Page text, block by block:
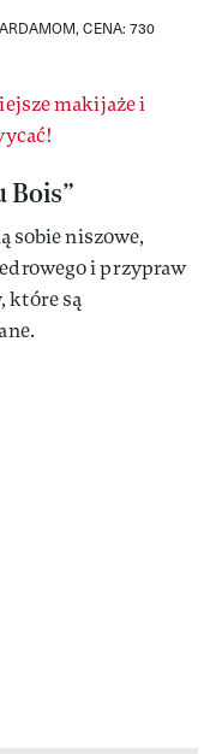
CENA: 730
makijaże i
Bois”
sobie niszowe,
i przypraw
które są